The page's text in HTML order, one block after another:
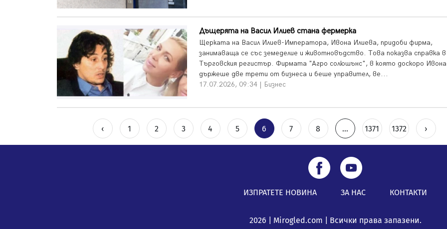
Дъщерята на Васил Илиев стана фермерка
Щерката на Васил Илиев-Императора, Ивона Илиева, придоби фирма,
занимаваща се със земеделие и животновъдство. Това показва справка в
Търговския регистър. Фирмата "Агро солюшънс", в която доскоро Ивона
държеше две трети от бизнеса и беше управител, ве...
17.07.2026, 09:34 | Бизнес
‹ 1 2 3 4 5 6 7 8 ... 1371 1372 ›
ИЗПРАТЕТЕ НОВИНА ЗА НАС КОНТАКТИ
2026 | Mirogled.com | Всички права запазени.